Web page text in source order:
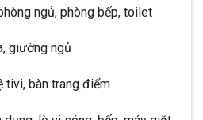
ngủ, phòng bếp, toilet
giường ngủ
tivi, bàn trang điểm